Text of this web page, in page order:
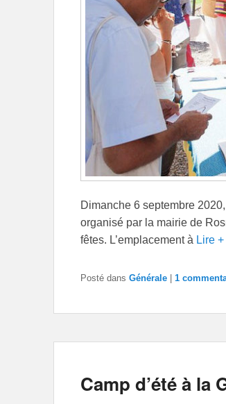
Dimanche 6 septembre
organisé par la mairie de
fêtes. L’emplacement à Lire +
Posté dans Générale 1
Camp d’été à la